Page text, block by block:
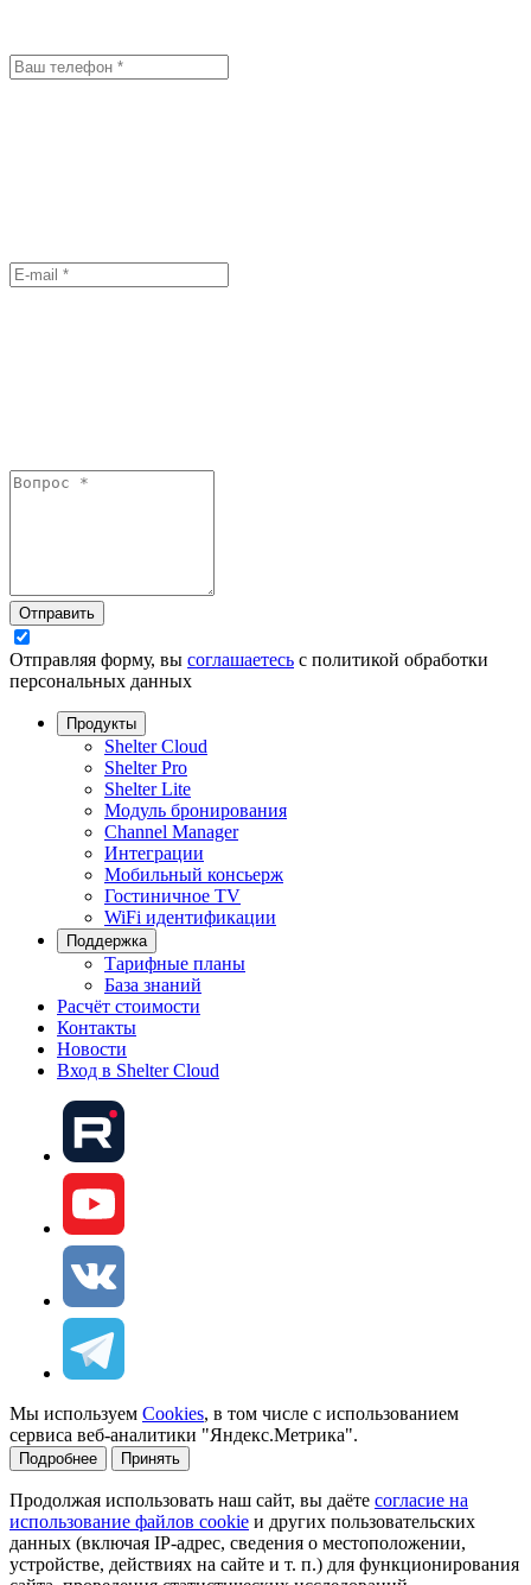
Отправить
Отправляя форму, вы соглашаетесь с политикой обработки
персональных данных
Продукты
Shelter Cloud
Shelter Pro
Shelter Lite
Модуль бронирования
Channel Manager
Интеграции
Мобильный консьерж
Гостиничное TV
WiFi идентификации
Поддержка
Тарифные планы
База знаний
Расчёт стоимости
Контакты
Новости
Вход в Shelter Cloud
Мы используем Cookies, в том числе с использованием
сервиса веб-аналитики "Яндекс.Метрика".
Подробнее Принять
Продолжая использовать наш сайт, вы даёте согласие на
использование файлов cookie и других пользовательских
данных (включая IP-адрес, сведения о местоположении,
устройстве, действиях на сайте и т. п.) для функционирования